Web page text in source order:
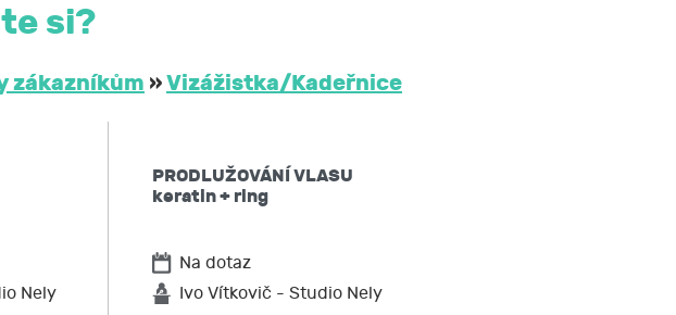
mého souhlasu třetím osobám
souhlas uděluji JCMM na dobu
údaje zpracovává, žádat si kopii
si?
zákazníkům »Vizážistka/Kadeřnice
Nely
PRODLUŽOVÁNÍ VLASU
keratin + ring
Na dotaz
Ivo Vítkovič - Studio Nely